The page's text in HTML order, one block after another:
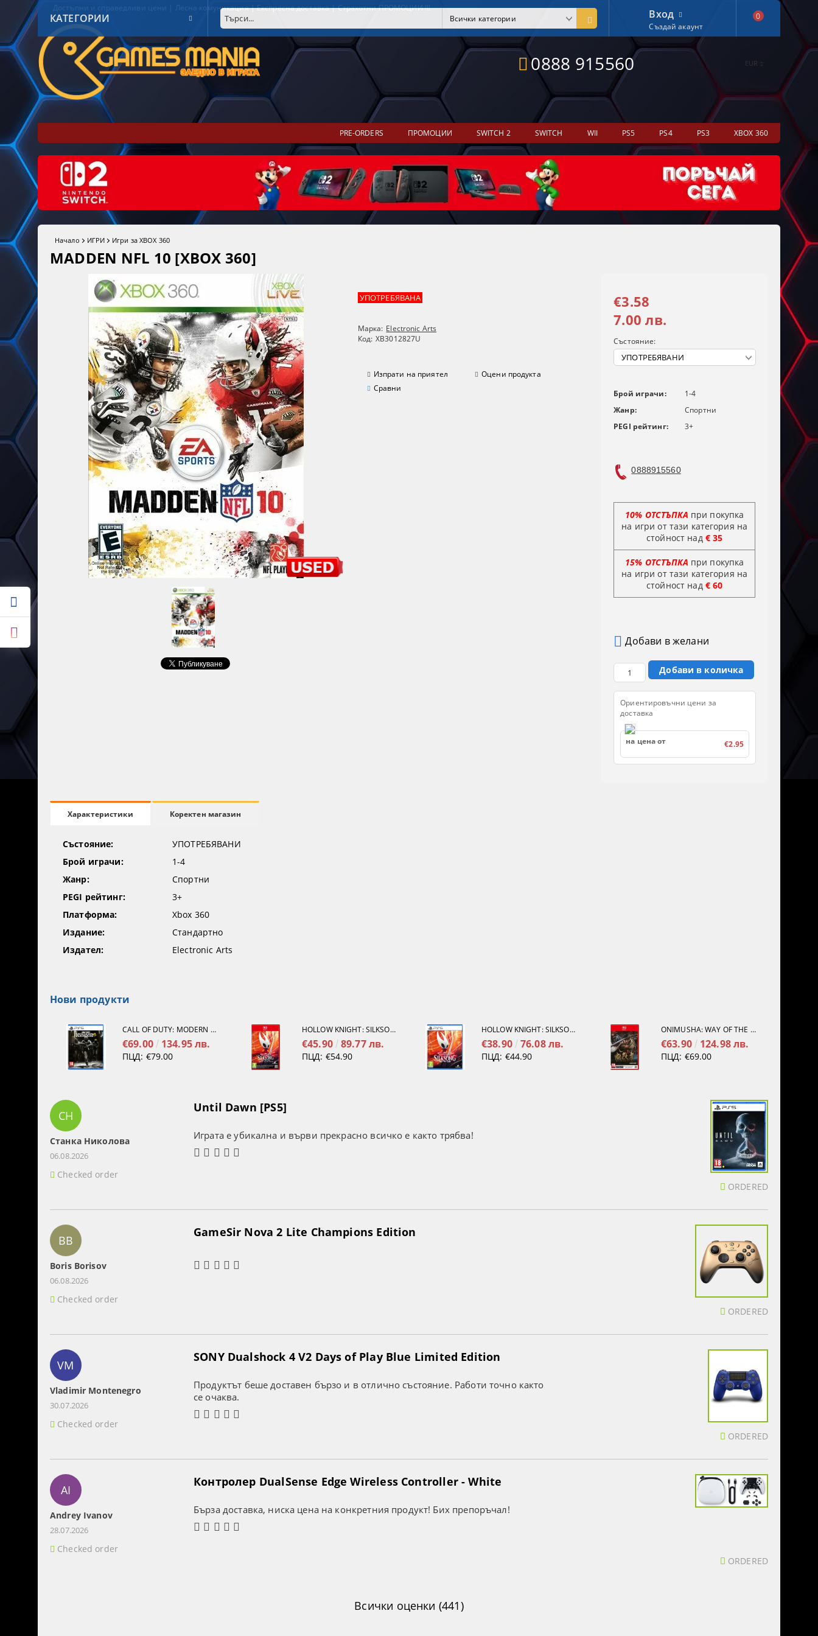
Достъпни и справедливи цени | Лесна комуникация | Експресна доставка | Страхотни ПРОМОЦИИ !!!
0888 915560 EUR
КАТЕГОРИИ Вход
Създай акаунт
0
PRE-ORDERS ПРОМОЦИИ SWITCH 2 SWITCH WII PS5 PS4 PS3 XBOX 360
Начало ИГРИ Игри за XBOX 360
MADDEN NFL 10 [XBOX 360]
УПОТРЕБЯВАНА
Марка: Electronic Arts
Код: XB3012827U
Изпрати на приятел
Оцени продукта
Сравни
€3.58
7.00 лв.
Състояние:
Брой играчи:
1-4
Жанр:
Спортни
PEGI рейтинг:
3+
0888915560
10% ОТСТЪПКА при покупка
на игри от тази категория на
стойност над € 35
15% ОТСТЪПКА при покупка
на игри от тази категория на
стойност над € 60
Добави в желани
Ориентировъчни цени за
доставка
на цена от €2.95
Характеристики Коректен магазин
Състояние:
УПОТРЕБЯВАНИ
Брой играчи:
1-4
Жанр:
Спортни
PEGI рейтинг:
3+
Платформа:
Xbox 360
Издание:
Стандартно
Издател:
Electronic Arts
Нови продукти
CALL OF DUTY: MODERN WARFARE 4[PS5]
€69.00 134.95 лв.
ПЦД: €79.00
HOLLOW KNIGHT: SILKSONG [NINTENDO SWITCH 2]
€45.90 89.77 лв.
ПЦД: €54.90
HOLLOW KNIGHT: SILKSONG [PS5]
€38.90 76.08 лв.
ПЦД: €44.90
ONIMUSHA: WAY OF THE SWORD [NINTENDO SWITCH 2]
€63.90 124.98 лв.
ПЦД: €69.00
СН
Станка Николова
06.08.2026
Checked order
Until Dawn [PS5]
Играта е убикална и върви прекрасно всичко е както трябва!
ORDERED
BB
Boris Borisov
06.08.2026
Checked order
GameSir Nova 2 Lite Champions Edition
ORDERED
VM
Vladimir Montenegro
30.07.2026
Checked order
SONY Dualshock 4 V2 Days of Play Blue Limited Edition
Продуктът беше доставен бързо и в отлично състояние. Работи точно както
се очаква.
ORDERED
AI
Andrey Ivanov
28.07.2026
Checked order
Контролер DualSense Edge Wireless Controller - White
Бърза доставка, ниска цена на конкретния продукт! Бих препоръчал!
ORDERED
Всички оценки (441)